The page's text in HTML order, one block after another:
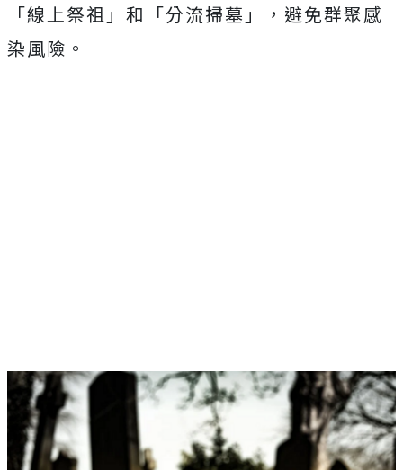
「線上祭祖」和「分流掃墓」，避免群聚感
染風險。